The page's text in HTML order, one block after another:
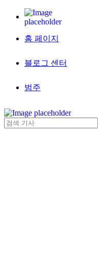
홈 페이지
블로그 센터
범주